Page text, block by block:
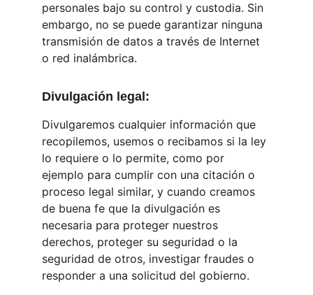
personales bajo su control y custodia. Sin
embargo, no se puede garantizar ninguna
transmisión de datos a través de Internet
o red inalámbrica.
Divulgación legal:
Divulgaremos cualquier información que
recopilemos, usemos o recibamos si la ley
lo requiere o lo permite, como por
ejemplo para cumplir con una citación o
proceso legal similar, y cuando creamos
de buena fe que la divulgación es
necesaria para proteger nuestros
derechos, proteger su seguridad o la
seguridad de otros, investigar fraudes o
responder a una solicitud del gobierno.